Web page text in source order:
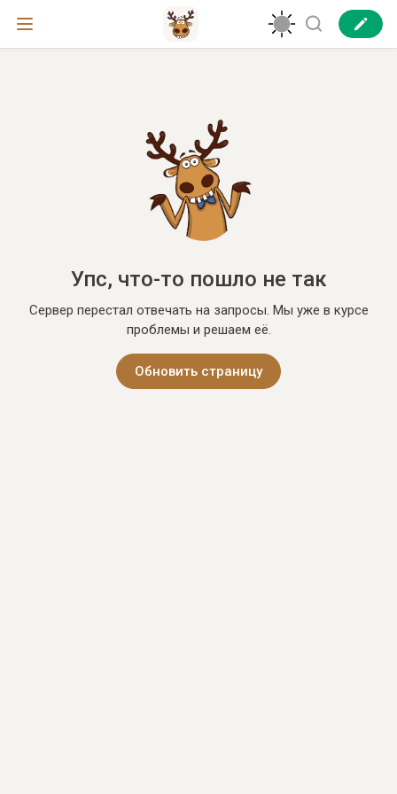
Упс, что-то пошло не так
Сервер перестал отвечать на запросы. Мы уже в курсе
проблемы и решаем её.
Обновить страницу